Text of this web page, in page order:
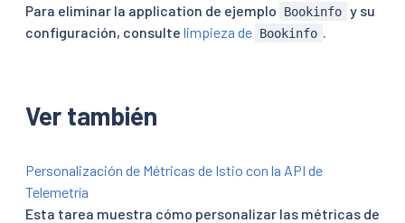
Para eliminar la application de ejemplo Bookinfo y su
configuración, consulte limpieza de Bookinfo
Ver también
Personalización de Métricas de Istio con la API de
Telemetría
Esta tarea muestra cómo personalizar las métricas de